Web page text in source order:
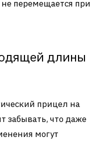
перемещается при
длины
прицел на
забывать, что даже
могут